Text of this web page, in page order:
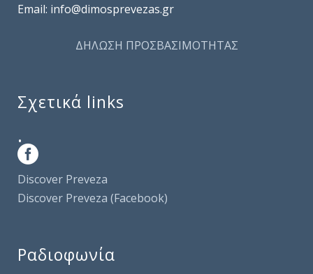
Email: info@dimosprevezas.gr
ΔΗΛΩΣΗ ΠΡΟΣΒΑΣΙΜΟΤΗΤΑΣ
Σχετικά links
.
Discover Preveza
Discover Preveza (Facebook)
Ραδιοφωνία